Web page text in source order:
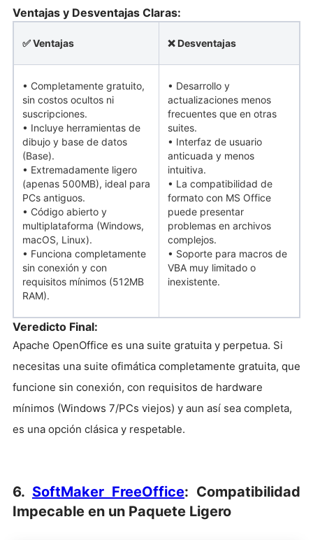
Ventajas y Desventajas Claras:
✅ Ventajas ❌ Desventajas
• Completamente gratuito,
sin costos ocultos ni
suscripciones.
• Incluye herramientas de
dibujo y base de datos
(Base).
• Extremadamente ligero
(apenas 500MB), ideal para
PCs antiguos.
• Código abierto y
multiplataforma (Windows,
macOS, Linux).
• Funciona completamente
sin conexión y con
requisitos mínimos (512MB
RAM).
• Desarrollo y
actualizaciones menos
frecuentes que en otras
suites.
• Interfaz de usuario
anticuada y menos
intuitiva.
• La compatibilidad de
formato con MS Office
puede presentar
problemas en archivos
complejos.
• Soporte para macros de
VBA muy limitado o
inexistente.
Veredicto Final:
Apache OpenOffice es una suite gratuita y perpetua. Si
necesitas una suite ofimática completamente gratuita, que
funcione sin conexión, con requisitos de hardware
mínimos (Windows 7/PCs viejos) y aun así sea completa,
es una opción clásica y respetable.
6. SoftMaker FreeOffice: Compatibilidad
Impecable en un Paquete Ligero